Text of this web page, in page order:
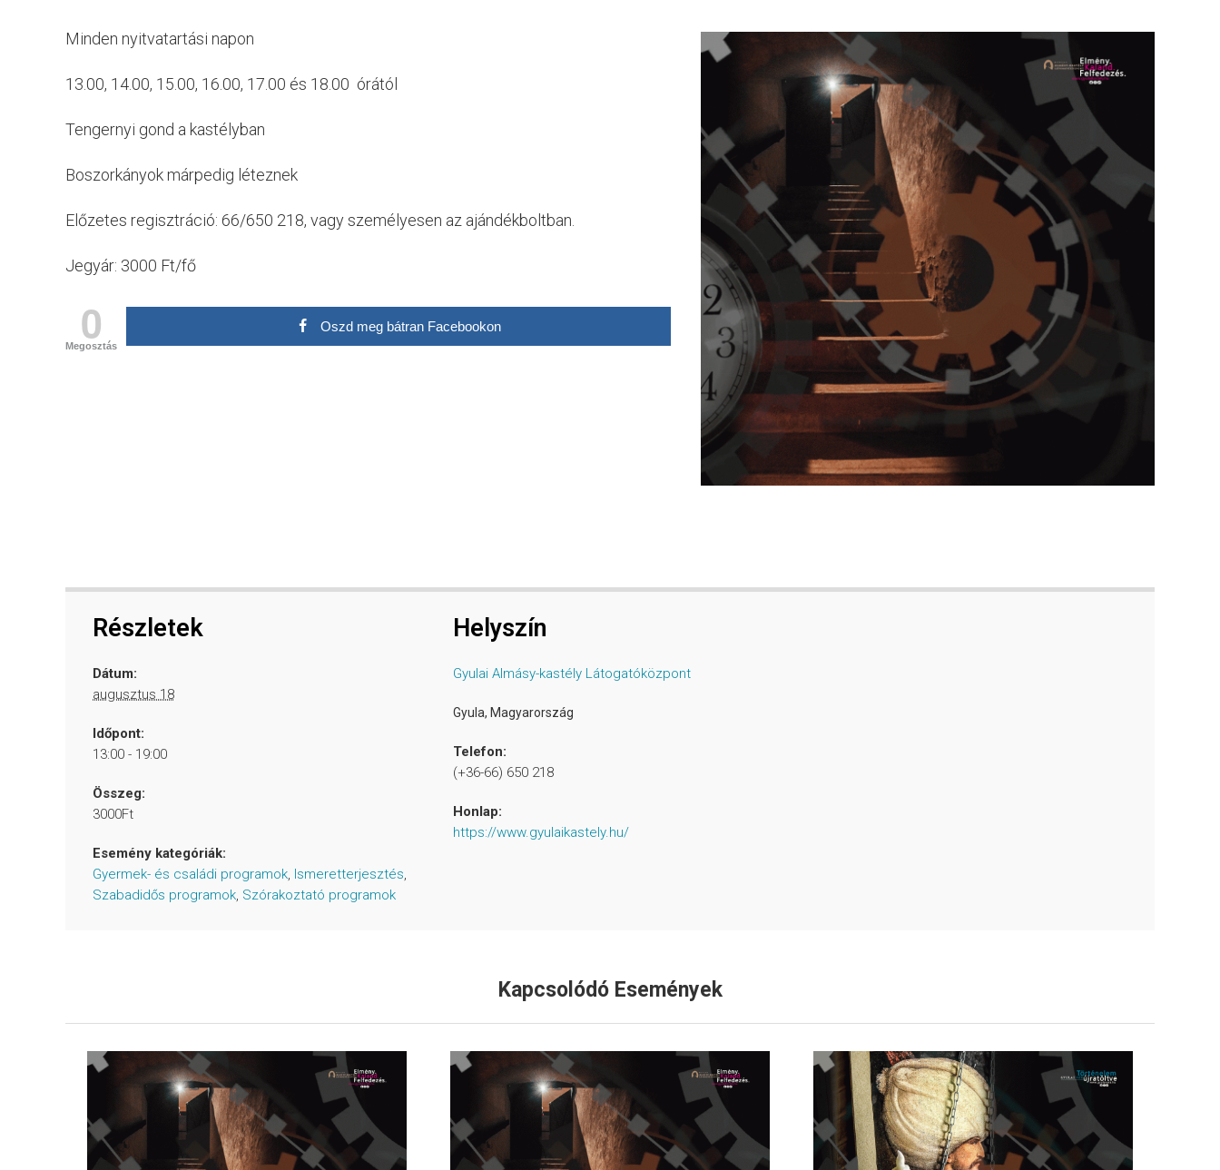
Minden nyitvatartási napon
13.00, 14.00, 15.00, 16.00, 17.00 és 18.00 órától
Tengernyi gond a kastélyban
Boszorkányok márpedig léteznek
Előzetes regisztráció: 66/650 218, vagy személyesen az ajándékboltban.
Jegyár: 3000 Ft/fő
0
Megosztás
Oszd meg bátran Facebookon
Részletek
Dátum:
augusztus 18
Időpont:
13:00 - 19:00
Összeg:
3000Ft
Esemény kategóriák:
Gyermek- és családi programok Ismeretterjesztés
Szabadidős programok Szórakoztató programok
Helyszín
Gyulai Almásy-kastély Látogatóközpont
Gyula, Magyarország
Telefon:
(+36-66) 650 218
Honlap:
https://www.gyulaikastely.hu/
Kapcsolódó Események